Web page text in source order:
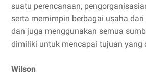
suatu perencanaan,
serta memimpin berbagai usaha
dan juga menggunakan semua
dimiliki untuk mencapai tujuan yang
Wilson